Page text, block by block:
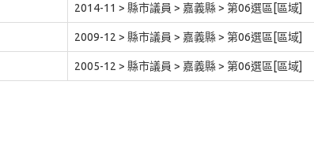
2014-11 > 縣市議員 > 嘉義縣 > 第06選區[區域]
2009-12 > 縣市議員 > 嘉義縣 > 第06選區[區域]
2005-12 > 縣市議員 > 嘉義縣 > 第06選區[區域]